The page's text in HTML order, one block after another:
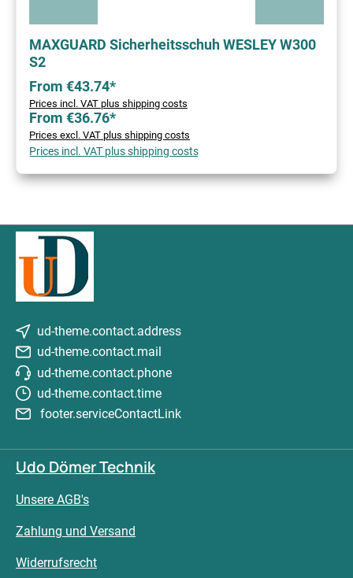
MAXGUARD Sicherheitsschuh WESLEY W300
S2
From €43.74*
Prices incl. VAT plus shipping costs
From €36.76*
Prices excl. VAT plus shipping costs
Prices incl. VAT plus shipping costs
ud-theme.contact.address
ud-theme.contact.mail
ud-theme.contact.phone
ud-theme.contact.time
footer.serviceContactLink
Udo Dömer Technik
Unsere AGB's
Zahlung und Versand
Widerrufsrecht